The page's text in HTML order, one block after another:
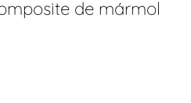
de mármol